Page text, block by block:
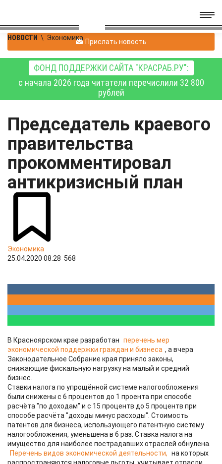
НОВОСТИ \ Экономика Прислать новость
ФОНД ПОДДЕРЖКИ САЙТА "КРАСРАБ.РУ":
с начала 2026 года читатели перечислили 32 800
рублей
Председатель краевого
правительства
прокомментировал
антикризисный план
Экономика
25.04.2020 08:28 568
В Красноярском крае разработан перечень мер
экономической поддержки граждан и бизнеса , а вчера
Законодательное Собрание края приняло законы,
снижающие фискальную нагрузку на малый и средний
бизнес.
Ставки налога по упрощённой системе налогообложения
были снижены с 6 процентов до 1 проента при способе
расчёта "по доходам" и с 15 процентв до 5 процентв при
способе расчёта "доходы минус расходы". Стоимость
патентов для бизнеса, использующего патентную систему
налогообложения, уменьшена в 6 раз. Ставка налога на
имущество для наиболее пострадавших отраслей обнулена.
Перечень видов экономической деятельности, на которых